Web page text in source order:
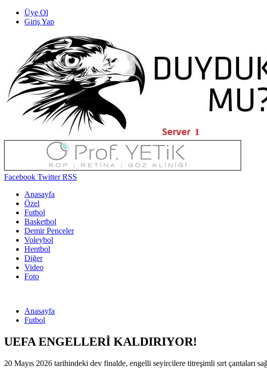
Üye Ol
Giriş Yap
Facebook TwitterRSS
Anasayfa
Özel
Futbol
Basketbol
Demir Pençeler
Voleybol
Hentbol
Diğer
Video
Foto
Anasayfa
Futbol
UEFA ENGELLERİ KALDIRIYOR!
20 Mayıs 2026 tarihindeki dev finalde, engelli seyircilere titreşimli sırt çantaları